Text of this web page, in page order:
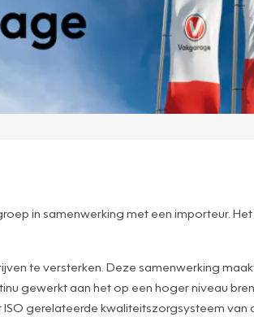
in samenwerking met een importeur.
te versterken. Deze samenwerking
gewerkt aan het op een hoger niveau
gerelateerde kwaliteitszorgsysteem